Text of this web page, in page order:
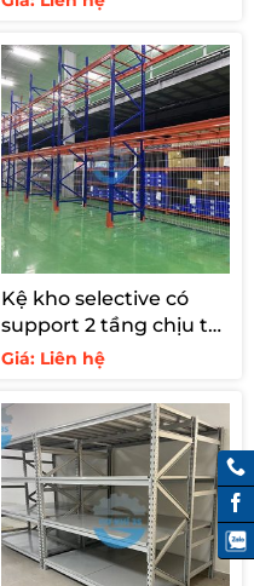
Kệ kho selective có
support 2 tầng chịu tải
1200kg
Giá: Liên hệ